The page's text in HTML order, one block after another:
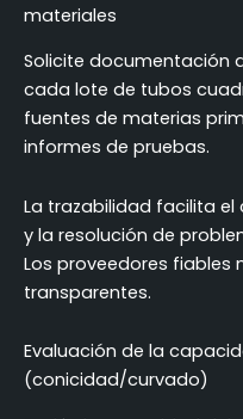
materiales
Solicite documentación
cada lote de tubos
fuentes de materias
informes de pruebas.
La trazabilidad facilita
y la resolución de
Los proveedores fiables
transparentes.
Evaluación de la
(conicidad/curvado)